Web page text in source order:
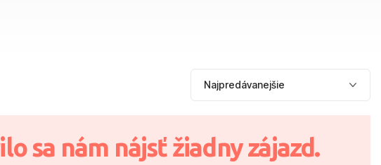
sa nám nájsť žiadny zájazd.